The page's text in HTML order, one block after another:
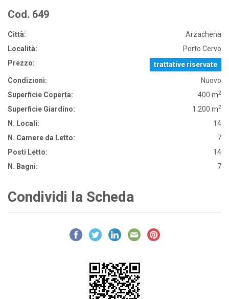
Cod. 649
Città:
Arzachena
Località:
Porto Cervo
Prezzo:
trattative riservate
Condizioni:
Nuovo
Superficie Coperta:
400 m2
Superficie Giardino: 1.200 m2
N. Locali:
14
N. Camere da Letto:
7
Posti Letto:
14
N. Bagni:
7
Condividi la Scheda